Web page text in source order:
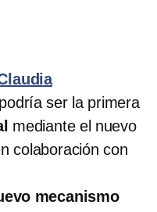
ser la primera
mediante el nuevo
colaboración con
mecanismo